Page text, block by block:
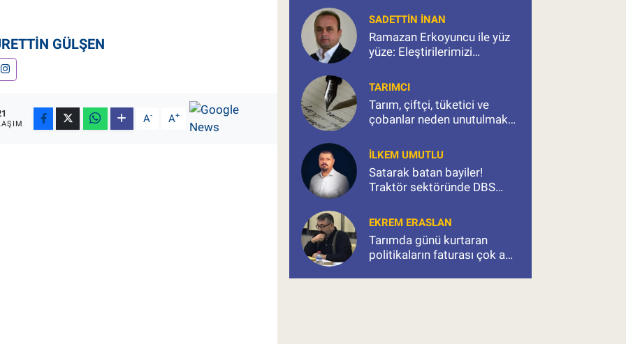
GÜLŞEN
A- A+
SADETTIN İNAN
Ramazan Erkoyuncu ile yüz
yüze: Eleştirilerimizi
sorduk
TARIMCI
Tarım, çiftçi, tüketici ve
çobanlar neden unutulmak
İLKEM UMUTLU
Satarak batan bayiler!
Traktör sektöründe DBS
EKREM ERASLAN
Tarımda günü kurtaran
politikaların faturası çok ağır